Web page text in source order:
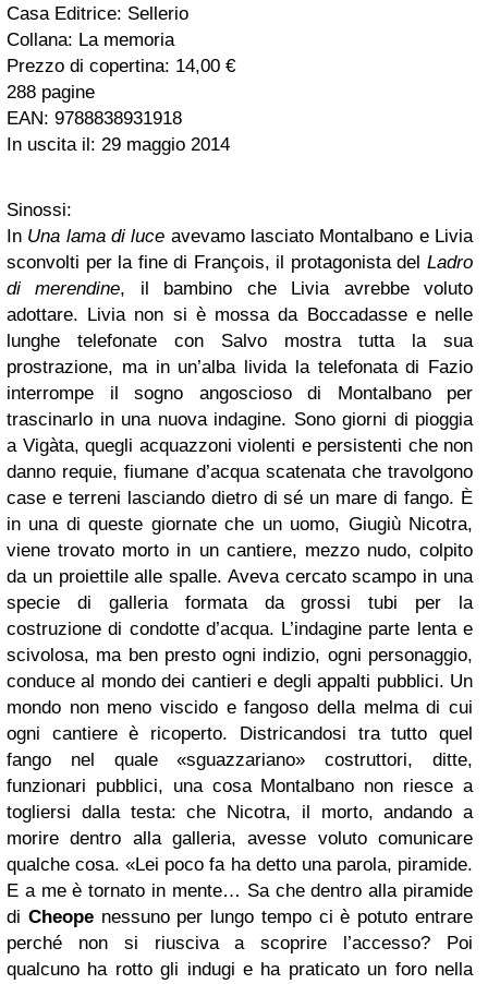
Casa Editrice: Sellerio
Collana: La memoria
Prezzo di copertina: 14,00 €
288 pagine
EAN: 9788838931918
In uscita il: 29 maggio 2014
Sinossi:
In Una lama di luce avevamo lasciato Montalbano e Livia
sconvolti per la fine di François, il protagonista del Ladro
di merendine, il bambino che Livia avrebbe voluto
adottare. Livia non si è mossa da Boccadasse e nelle
lunghe telefonate con Salvo mostra tutta la sua
prostrazione, ma in un’alba livida la telefonata di Fazio
interrompe il sogno angoscioso di Montalbano per
trascinarlo in una nuova indagine. Sono giorni di pioggia
a Vigàta, quegli acquazzoni violenti e persistenti che non
danno requie, fiumane d’acqua scatenata che travolgono
case e terreni lasciando dietro di sé un mare di fango. È
in una di queste giornate che un uomo, Giugiù Nicotra,
viene trovato morto in un cantiere, mezzo nudo, colpito
da un proiettile alle spalle. Aveva cercato scampo in una
specie di galleria formata da grossi tubi per la
costruzione di condotte d’acqua. L’indagine parte lenta e
scivolosa, ma ben presto ogni indizio, ogni personaggio,
conduce al mondo dei cantieri e degli appalti pubblici. Un
mondo non meno viscido e fangoso della melma di cui
ogni cantiere è ricoperto. Districandosi tra tutto quel
fango nel quale «sguazzariano» costruttori, ditte,
funzionari pubblici, una cosa Montalbano non riesce a
togliersi dalla testa: che Nicotra, il morto, andando a
morire dentro alla galleria, avesse voluto comunicare
qualche cosa. «Lei poco fa ha detto una parola, piramide.
E a me è tornato in mente… Sa che dentro alla piramide
di Cheopenessuno per lungo tempo ci è potuto entrare
perché non si riusciva a scoprire l’accesso? Poi
qualcuno ha rotto gli indugi e ha praticato un foro nella